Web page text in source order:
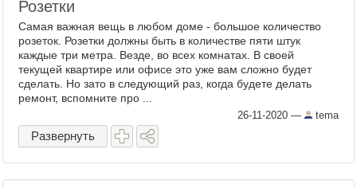
Розетки
Самая важная вещь в любом доме - большое количество
розеток. Розетки должны быть в количестве пяти штук
каждые три метра. Везде, во всех комнатах. В своей
текущей квартире или офисе это уже вам сложно будет
сделать. Но зато в следующий раз, когда будете делать
ремонт, вспомните про ...
26-11-2020 — tema
Развернуть